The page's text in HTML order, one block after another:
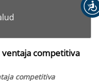
ventaja competitiva
competitiva